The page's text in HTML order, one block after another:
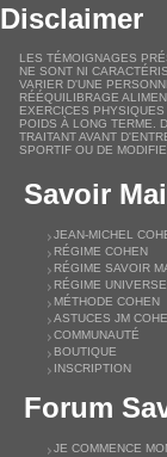
Disclaimer
LES TÉMOIGNAGES
NE SONT NI
VARIER D'UNE
RÉÉQUILIBRAGE
EXERCICES
POIDS À LONG TERME.
TRAITANT AVANT
SPORTIF OU DE
Savoir
JEAN-MICHEL
RÉGIME COHEN
RÉGIME SAVOIR
RÉGIME
MÉTHODE COHEN
ASTUCES JM
COMMUNAUTÉ
BOUTIQUE
INSCRIPTION
Forum
JE COMMENCE